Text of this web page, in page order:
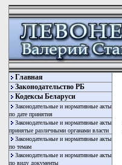
Главная
Законодательство РБ
Кодексы Беларуси
Законодательные и нормативные акты
по дате принятия
Законодательные и нормативные акты
принятые различными органами власти
Законодательные и нормативные акты
по темам
Законодательные и нормативные акты
по виду документы